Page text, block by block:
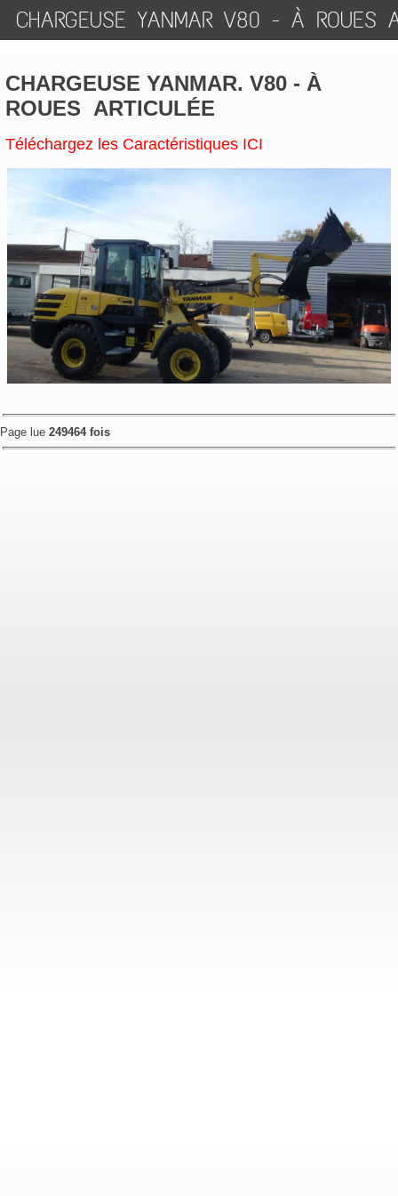
CHARGEUSE YANMAR V80 - À ROUES
CHARGEUSE YANMAR. V80 - À
ROUES ARTICULÉE
Téléchargez les Caractéristiques ICI
Page lue 249464 fois